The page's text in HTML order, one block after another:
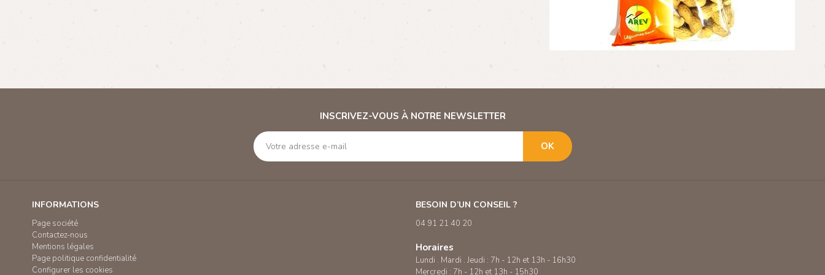
INSCRIVEZ-VOUS À NOTRE NEWSLETTER
OK
INFORMATIONS
Page société
Contactez-nous
Mentions légales
Page politique confidentialité
Configurer les cookies
BESOIN D’UN CONSEIL ?
04 91 21 40 20
Horaires
Lundi . Mardi . Jeudi : 7h - 12h et 13h - 16h30
Mercredi : 7h - 12h et 13h - 15h30